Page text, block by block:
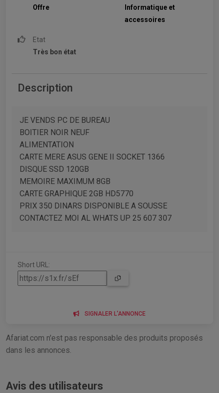
Offre
Informatique et
accessoires
Etat
Très bon état
Description
JE VENDS PC DE BUREAU
BOITIER NOIR NEUF
ALIMENTATION
CARTE MERE ASUS GENE II SOCKET 1366
DISQUE SSD 120GB
MEMOIRE MAXIMUM 8GB
CARTE GRAPHIQUE 2GB HD5770
PRIX 350 DINARS DISPONIBLE A SOUSSE
CONTACTEZ MOI AL WHATS UP 25 607 307
Short URL:
SIGNALER L'ANNONCE
Afariat.com n'est pas responsable des produits proposés
dans les annonces.
Avis des utilisateurs